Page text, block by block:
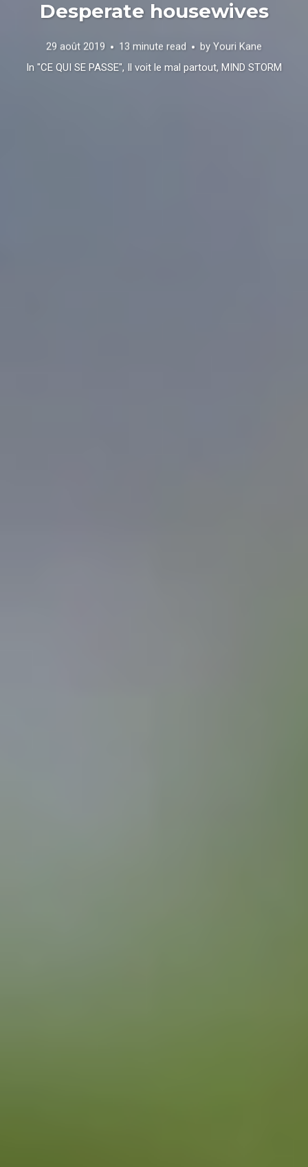
Desperate housewives
29 août 2019 13 minute read by Youri Kane
In "CE QUI SE PASSE", Il voit le mal partout, MIND STORM